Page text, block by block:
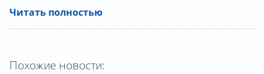
Читать полностью
Похожие новости: